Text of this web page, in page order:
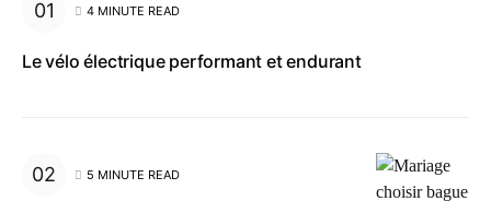
4 MINUTE READ
Le vélo électrique performant et endurant
5 MINUTE READ